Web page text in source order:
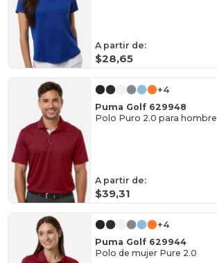
A partir de:
$28,65
+4
Puma Golf 629948
Polo Puro 2.0 para hombre
A partir de:
$39,31
+4
Puma Golf 629944
Polo de mujer Pure 2.0